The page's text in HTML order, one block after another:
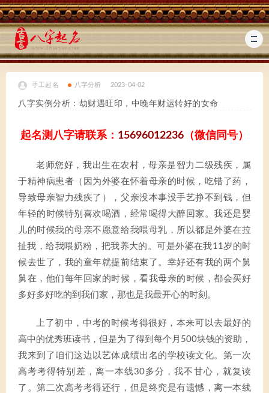
手工起名 八字分析 2023-04-02
八字实例分析：劫财遇旺印，中晚年财运转好的女命
起名测八字请联系： 15696012236 （微信同号）
老师您好，我出生在农村，母亲是智力二级残疾，属
于精神病患者（因为外婆在怀着母亲的时候，吃错了药，
导致母亲智力残疾了），父亲没本事没手艺挣不到钱，但
年轻的时候特别喜欢喝酒，经常喝得大醉回家。我还是婴
儿的时候我的母亲不愿意给我喂母乳，所以都是外婆在拉
扯我，给我喂奶粉，把我养大的。可是外婆在我11岁的时
候去世了，我的童年就提前结束了。幸好还有我的两个舅
舅在，他们每年回家的时候，看我母亲的时候，都会买好
多好多好吃的到我们家，那也是我最开心的时刻。
上了初中，中考的时候考得很好，本来可以去最好的
高中的优秀班读书，但是为了得到每个月500块钱的资助，
我来到了咱们这边以艺体成绩出名的学校读文化。第一次
高考考得特别差，离一本线30多分，我不甘心，就复读
了。第二次高考考得还行，但是终究是有遗憾，离一本线